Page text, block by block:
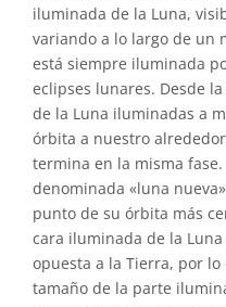
iluminada de la Luna,
variando a lo largo de un
está siempre iluminada
eclipses lunares. Desde
de la Luna iluminadas a
órbita a nuestro
termina en la misma
denominada «luna
punto de su órbita más
cara iluminada de la
opuesta a la Tierra, por lo
tamaño de la parte